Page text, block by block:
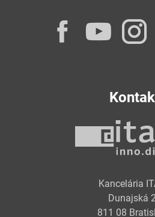
Kancelária
Dunajská
811 08